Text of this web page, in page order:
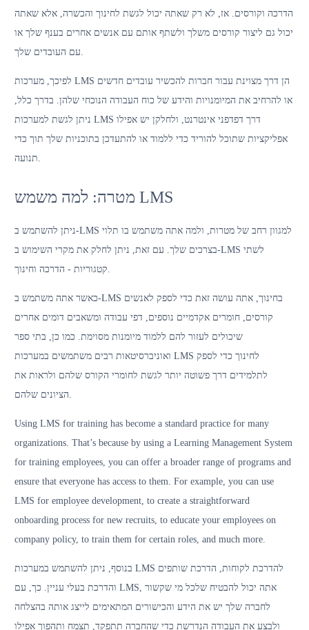
הדרכה וקורסים. אז, לא רק שאתה יכול לגשת לחינוך והכשרה, אלא שאתה
יכול גם ליצור קורסים משלך ולשתף אותם עם אנשים אחרים בענף שלך או
עם העובדים שלך.
לפיכך, מערכות LMS הן דרך מצוינת עבור חברות להכשיר עובדים חדשים
או להרחיב את המיומנויות והידע של כוח העבודה הנוכחי שלהן. בדרך כלל,
ניתן לגשת למערכות LMS דרך דפדפני אינטרנט, ולחלקן יש אפילו
אפליקציות שתוכל להוריד כדי ללמוד או להתעדכן בתוכניות שלך תוך כדי
תנועה.
מטרה: למה משמש LMS
ניתן להשתמש ב-LMS למגוון רחב של מטרות, ולמה אתה משתמש בו תלוי
בצרכים שלך. עם זאת, ניתן לחלק את מקרי השימוש ב-LMS לשתי
קטגוריות - הדרכה וחינוך.
כאשר אתה משתמש ב-LMS בחינוך, אתה עושה זאת כדי לספק לאנשים
קורסים, חומרים אקדמיים נוספים, דפי עבודה ומשאבים דומים אחרים
שיכולים לעזור להם ללמוד מיומנות מסוימת. כמו כן, בתי ספר
ואוניברסיטאות רבים משתמשים במערכות LMS לחינוך כדי לספק
לתלמידים דרך פשוטה יותר לגשת לחומרי הקורס שלהם ולראות את
הציונים שלהם.
Using LMS for training has become a standard practice for many
organizations. That’s because by using a Learning Management System
for training employees, you can offer a broader range of programs and
ensure that everyone has access to them. For example, you can use
LMS for employee development, to create a straightforward
onboarding process for new recruits, to educate your employees on
company policy, to train them for certain roles, and much more.
בנוסף, ניתן להשתמש במערכות LMS להדרכת לקוחות, הדרכת שותפים
והדרכת בעלי עניין. כך, עם LMS, אתה יכול להבטיח שלכל מי שקשור
לחברה שלך יש את הידע והכישורים המתאימים לייצג אותה בהצלחה
ולבצע את העבודה הנדרשת כדי שהחברה תתפקד, תצמח ותהפוך אפילו